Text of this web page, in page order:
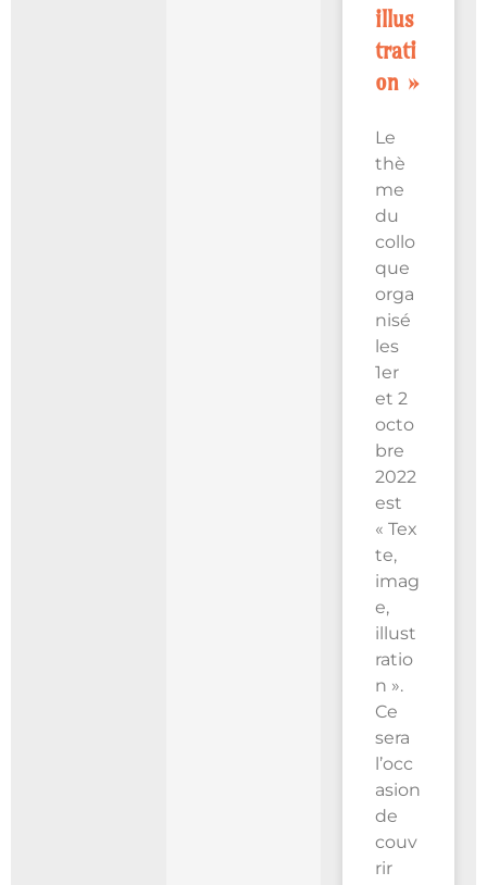
illus
trati
on »
Le
thè
me
du
collo
que
orga
nisé
les
1er
et 2
octo
bre
2022
est
« Tex
te,
imag
e,
illust
ratio
n ».
Ce
sera
l’occ
asion
de
couv
rir